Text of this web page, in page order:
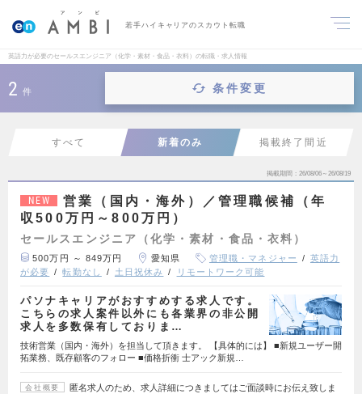
若手ハイキャリアのスカウト転職
英語力が必要のセールスエンジニア（化学・素材・食品・衣料）の転職・求人情報
2 件 条件変更
すべて 新着のみ 掲載終了間近
掲載期間 26/08/06～26/08/19
NEW
営業（国内・海外）／管理職候補（年
収500万円～800万円）
セールスエンジニア（化学・素材・食品・衣料）
500万円 ～ 849万円 愛知県 管理職・マネジャー
英語力
が必要
転勤なし 土日祝休み リモートワーク可能
パソナキャリアがおすすめする求人です。
こちらの求人案件以外にも各業界の非公開
求人を多数保有しておりま…
技術営業（国内・海外）を担当して頂きます。 【具体的には】 ■新規ユーザー開
拓業務、既存顧客のフォロー ■価格折衝 士アック新規…
会社概要
匿名求人のため、求人詳細につきましてはご面談時にお伝え致しま